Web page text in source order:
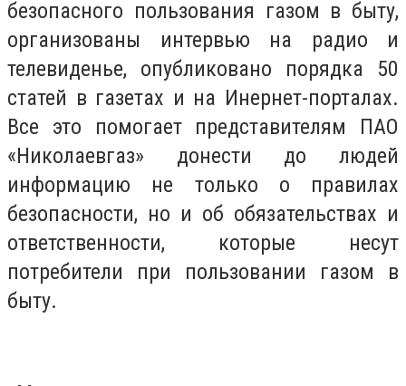
безопасного пользования газом в быту,
организованы интервью на радио и
телевиденье, опубликовано порядка 50
статей в газетах и на Инернет-порталах.
Все это помогает представителям ПАО
«Николаевгаз» донести до людей
информацию не только о правилах
безопасности, но и об обязательствах и
ответственности, которые несут
потребители при пользовании газом в
быту.